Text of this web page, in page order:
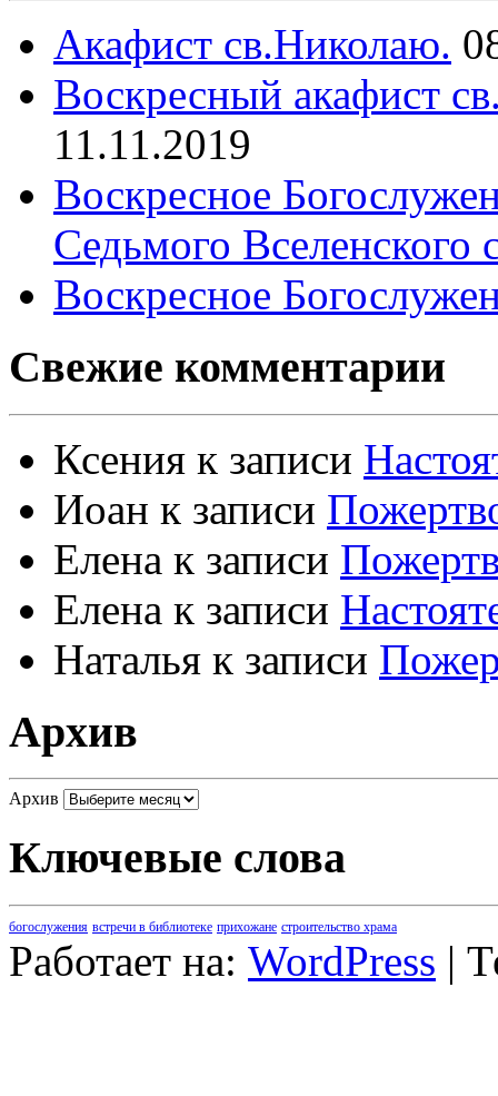
Акафист св.Николаю.
Воскресный акафист
11.11.2019
Воскресное
Седьмого Вселенского
Воскресное
Свежие комментарии
Ксения к записи
Иоан к записи
Елена к записи
Елена к записи
Наталья к записи
Архив
Архив
Ключевые слова
богослужения встречи в библиотеке прихожане строительство храма
Работает на: WordPress |